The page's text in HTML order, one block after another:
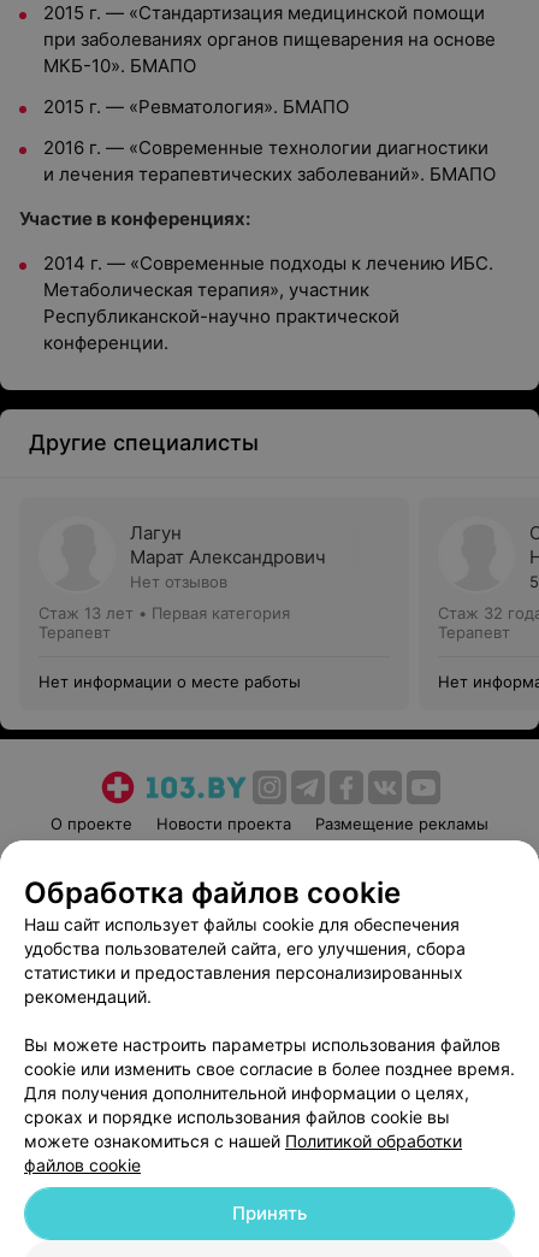
2015 г. — «Стандартизация медицинской помощи
при заболеваниях органов пищеварения на основе
МКБ-10». БМАПО
2015 г. — «Ревматология». БМАПО
2016 г. — «Современные технологии диагностики
и лечения терапевтических заболеваний». БМАПО
Участие в конференциях:
2014 г. — «Современные подходы к лечению ИБС.
Метаболическая терапия», участник
Республиканской-научно практической
конференции.
Другие специалисты
Лагун
Марат Александрович
Нет отзывов
Стаж 13 лет • Первая категория
Терапевт
Нет информации о месте работы
Стаж 32
Терапевт
Нет
О проекте Новости проекта
Размещение рекламы
Пользовательское соглашение
Способы оплаты
Вакансии
Партнеры
Написать руководителю 103.by
Обработка персональных данных
© 2026 ООО «Артокс Лаб», УНП 191700409
| 220012, Республика Беларусь,
Обработка файлов cookie
Наш сайт использует файлы cookie для обеспечения
удобства пользователей сайта, его улучшения, сбора
статистики и предоставления персонализированных
рекомендаций.
Вы можете настроить параметры использования файлов
cookie или изменить свое согласие в более позднее время.
Для получения дополнительной информации о целях,
сроках и порядке использования файлов cookie вы
можете ознакомиться с нашей Политикой обработки
файлов cookie
Принять